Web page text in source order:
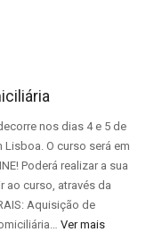
nos dias 4 e 5 de
Lisboa. O curso será em
Poderá realizar a sua
ao curso, através da
Aquisição de
Ver mais